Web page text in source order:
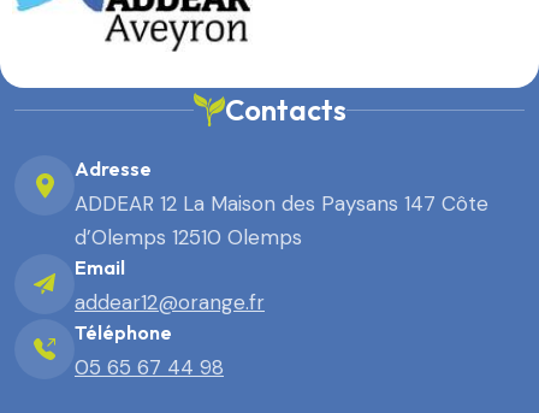
Contacts
Adresse
ADDEAR 12 La Maison des Paysans 147 Côte
d’Olemps 12510 Olemps
Email
addear12@orange.fr
Téléphone
05 65 67 44 98